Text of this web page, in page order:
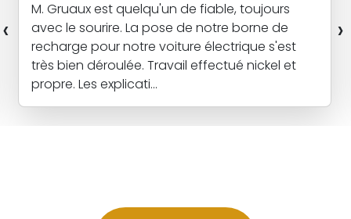
M. Gruaux est quelqu'un de fiable, toujours
avec le sourire. La pose de notre borne de
recharge pour notre voiture électrique s'est
très bien déroulée. Travail effectué nickel et
propre. Les explicati...
‹ ›